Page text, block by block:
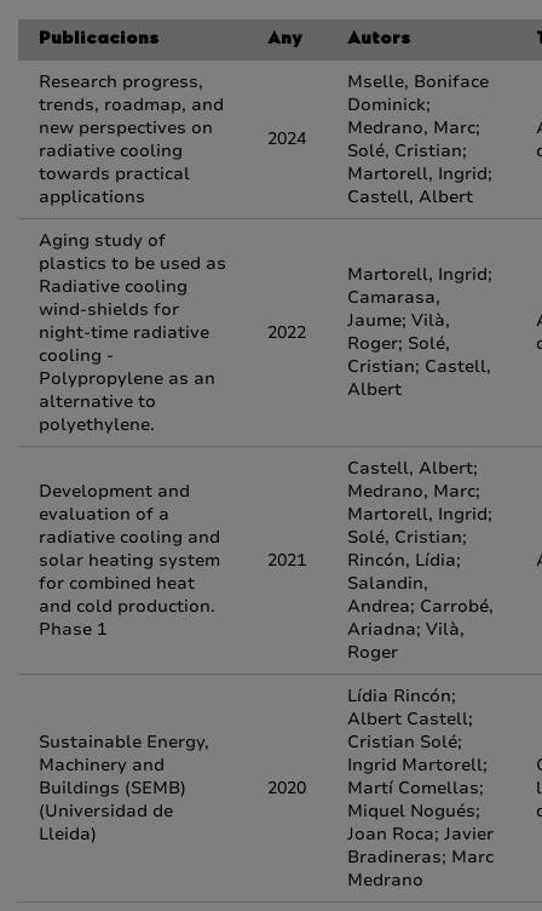
Publicacions Any Autors
Research progress,
trends, roadmap, and
new perspectives on
radiative cooling
towards practical
applications
2024
Mselle, Boniface
Dominick;
Medrano, Marc;
Solé, Cristian;
Martorell, Ingrid;
Castell, Albert
Aging study of
plastics to be used as
Radiative cooling
wind-shields for
night-time radiative
cooling -
Polypropylene as an
alternative to
polyethylene.
2022
Martorell, Ingrid;
Camarasa,
Jaume; Vilà,
Roger; Solé,
Cristian; Castell,
Albert
Development and
evaluation of a
radiative cooling and
solar heating system
for combined heat
and cold production.
Phase 1
2021
Castell, Albert;
Medrano, Marc;
Martorell, Ingrid;
Solé, Cristian;
Rincón, Lídia;
Salandin,
Andrea; Carrobé,
Ariadna; Vilà,
Roger
Sustainable Energy,
Machinery and
Buildings (SEMB)
(Universidad de
Lleida)
2020
Lídia Rincón;
Albert Castell;
Cristian Solé;
Ingrid Martorell;
Martí Comellas;
Miquel Nogués;
Joan Roca; Javier
Bradineras; Marc
Medrano